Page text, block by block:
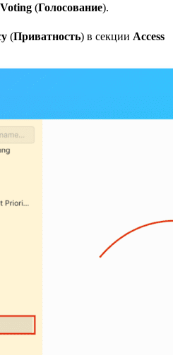
Voting (Голосование).
(Приватность) в секции Access